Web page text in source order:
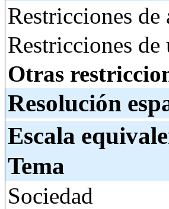
Restricciones de
Restricciones de
Otras
Resolución
Escala
Tema
Sociedad